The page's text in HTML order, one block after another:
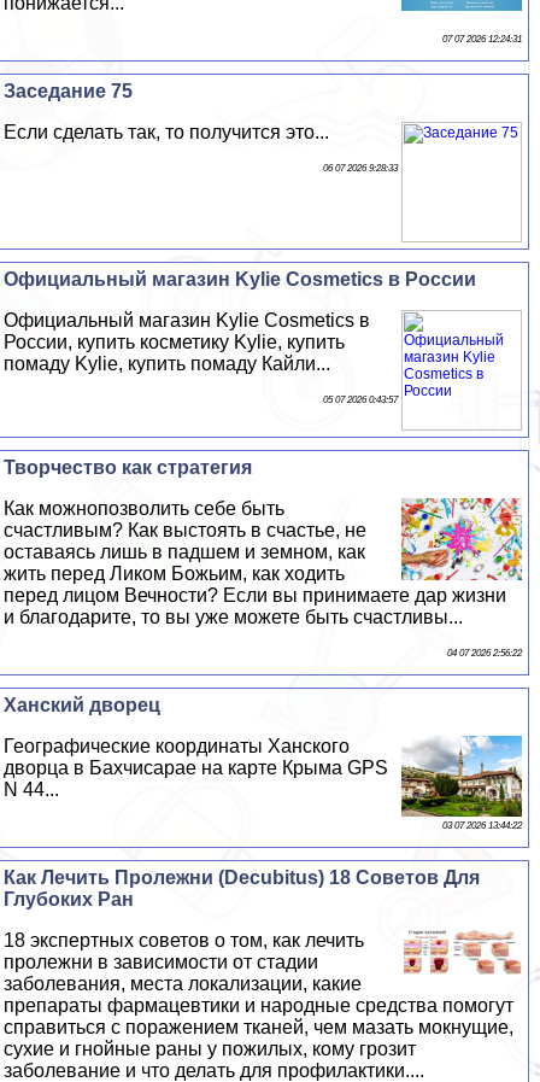
07 07 2026 12:24:31
Заседание 75
Если сделать так, то получится это...
06 07 2026 9:28:33
Официальный магазин Kylie Cosmetics в России
Официальный магазин Kylie Cosmetics в
России, купить косметику Kylie, купить
помаду Kylie, купить помаду Кайли...
05 07 2026 0:43:57
Творчество как стратегия
Как можнопозволить себе быть
счастливым? Как выстоять в счастье, не
оставаясь лишь в падшем и земном, как
жить перед Ликом Божьим, как ходить
перед лицом Вечности? Если вы принимаете дар жизни
и благодарите, то вы уже можете быть счастливы...
04 07 2026 2:56:22
Ханский дворец
Географические координаты Ханского
дворца в Бахчисарае на карте Крыма GPS
N 44...
03 07 2026 13:44:22
Как Лечить Пролежни (Decubitus) 18 Советов Для
Глубоких Ран
18 экспертных советов о том, как лечить
пролежни в зависимости от стадии
заболевания, места локализации, какие
препараты фармацевтики и народные средства помогут
справиться с поражением тканей, чем мазать мокнущие,
сухие и гнойные раны у пожилых, кому грозит
заболевание и что делать для профилактики....